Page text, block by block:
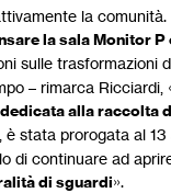
la
la sala Monitor
sulle trasformazioni
– rimarca
alla raccolta
è stata prorogata al
di continuare ad
di sguardi».